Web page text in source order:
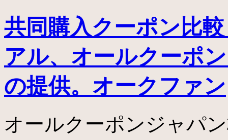
共同購入クーポン比
アル、オールクーポ
の提供。オークファン
オールクーポンジャパ